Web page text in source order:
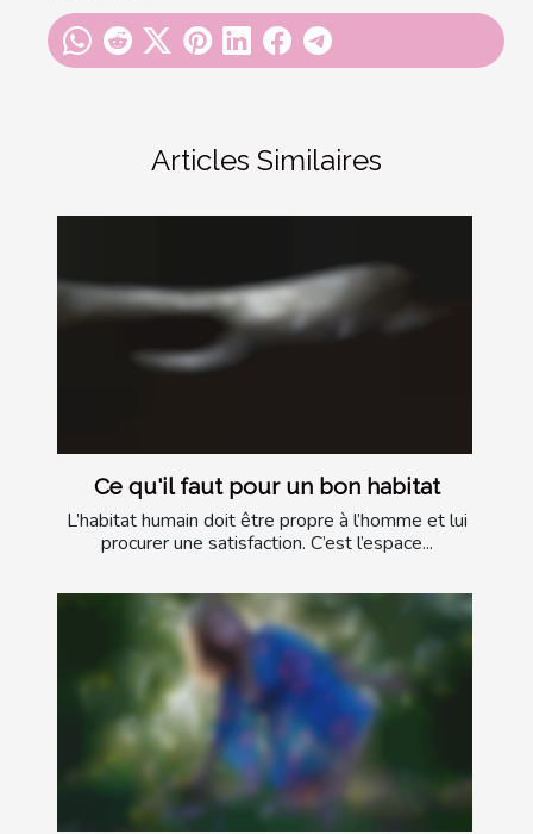
Articles Similaires
Ce qu'il faut pour un bon habitat
L’habitat humain doit être propre à l’homme et lui
procurer une satisfaction. C’est l’espace...